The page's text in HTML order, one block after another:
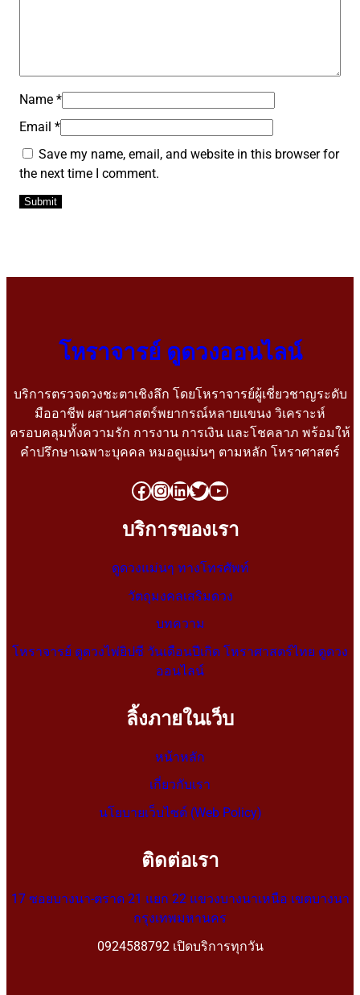
Name *
Email *
Save my name, email, and website in this browser for
the next time I comment.
โหราจารย์ ดูดวงออนไลน์
บริการตรวจดวงชะตาเชิงลึก โดยโหราจารย์ผู้เชี่ยวชาญระดับ
มืออาชีพ ผสานศาสตร์พยากรณ์หลายแขนง วิเคราะห์
ครอบคลุมทั้งความรัก การงาน การเงิน และโชคลาภ พร้อมให้
คำปรึกษาเฉพาะบุคคล หมอดูแม่นๆ ตามหลัก โหราศาสตร์
บริการของเรา
ดูดวงแม่นๆ ทางโทรศัพท์
วัตถุมงคลเสริมดวง
บทความ
โหราจารย์ ดูดวงไพ่ยิปซี วันเดือนปีเกิด โหราศาสตร์ไทย ดูดวง
ออนไลน์
ลิ้งภายในเว็บ
หน้าหลัก
เกี่ยวกับเรา
นโยบายเว็บไซต์ (Web Policy)
ติดต่อเรา
17 ซอยบางนา-ตราด 21 แยก 22 แขวงบางนาเหนือ เขตบางนา
กรุงเทพมหานคร
0924588792 เปิดบริการทุกวัน